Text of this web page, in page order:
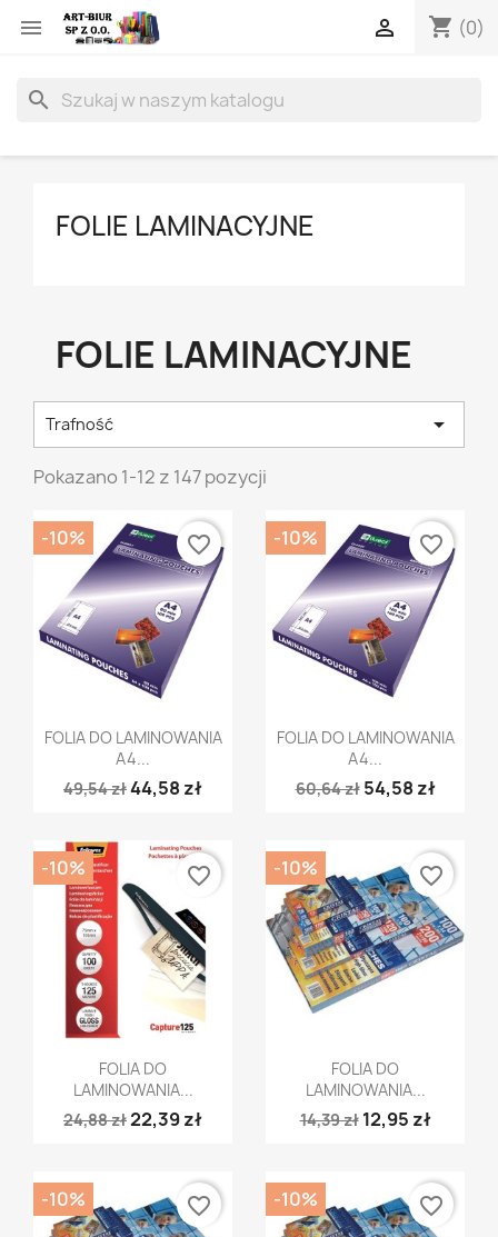
 shopping_cart (0)

search
FOLIE LAMINACYJNE
FOLIE LAMINACYJNE
Trafność 
Pokazano 1-12 z 147 pozycji
Szybki podgląd
FOLIA DO LAMINOWANIA
A4...
49,54 zł44,58 zł
-10% favorite_border
Szybki podgląd
FOLIA DO LAMINOWANIA
A4...
60,64 zł 54,58 zł
-10% favorite_border
Szybki podgląd
FOLIA DO
LAMINOWANIA...
24,88 zł22,39 zł
-10% favorite_border
Szybki podgląd
FOLIA DO
LAMINOWANIA...
14,39 zł 12,95 zł
-10% favorite_border
-10% favorite_border -10% favorite_border